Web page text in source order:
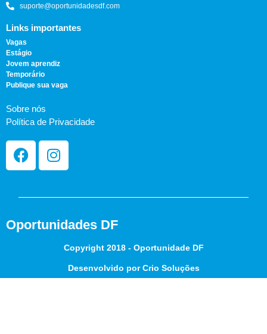
suporte@oportunidadesdf.com
Links importantes
Vagas
Estágio
Jovem aprendiz
Temporário
Publique sua vaga
Sobre nós
Política de Privacidade
Oportunidades DF
Copyright 2018 - Oportunidade DF
Desenvolvido por Crio Soluções